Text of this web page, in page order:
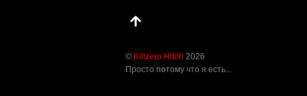
© Killzero Hitori 2026
Просто потому что я есть...